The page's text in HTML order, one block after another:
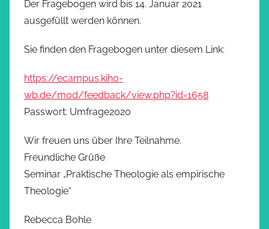
Der Fragebogen wird bis 14. Januar 2021
ausgefüllt werden können.
Sie finden den Fragebogen unter diesem Link:
https://ecampus.kiho-
wb.de/mod/feedback/view.php?id=1658
Passwort: Umfrage2020
Wir freuen uns über Ihre Teilnahme.
Freundliche Grüße
Seminar „Praktische Theologie als empirische
Theologie“
Rebecca Bohle